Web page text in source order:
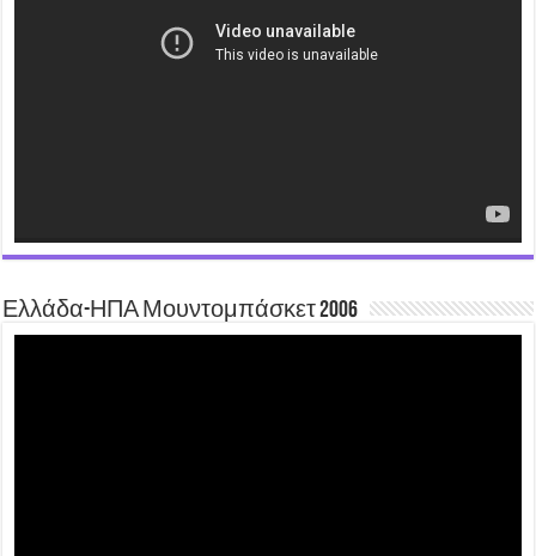
Ελλάδα-ΗΠΑ Μουντομπάσκετ 2006